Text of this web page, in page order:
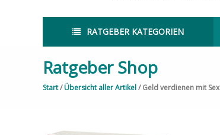
RATGEBER KATEGORIEN
Ratgeber Shop
Start/Übersicht aller Artikel/ Geld verdienen mit Sex